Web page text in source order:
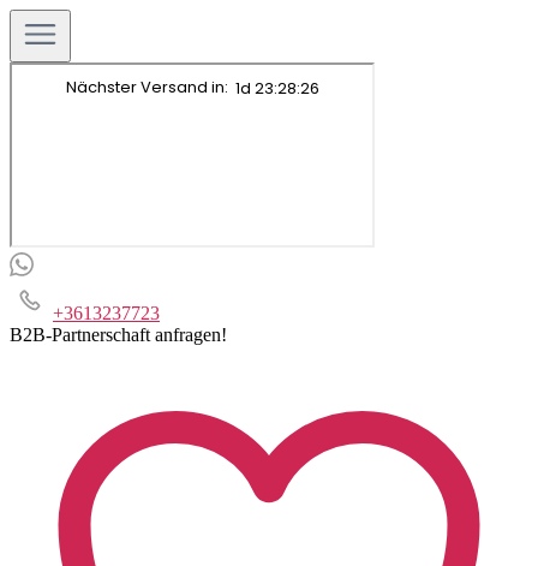
+3613237723
B2B-Partnerschaft anfragen!